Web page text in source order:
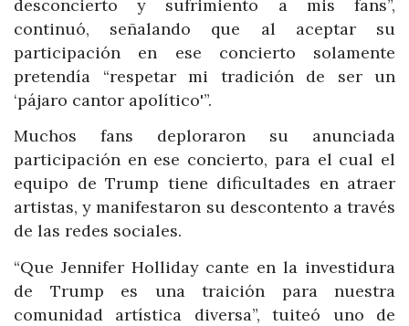
desconcierto y sufrimiento a mis fans”,
continuó, señalando que al aceptar su
participación en ese concierto solamente
pretendía “respetar mi tradición de ser un
‘pájaro cantor apolítico'”.
Muchos fans deploraron su anunciada
participación en ese concierto, para el cual el
equipo de Trump tiene dificultades en atraer
artistas, y manifestaron su descontento a través
de las redes sociales.
“Que Jennifer Holliday cante en la investidura
de Trump es una traición para nuestra
comunidad artística diversa”, tuiteó uno de